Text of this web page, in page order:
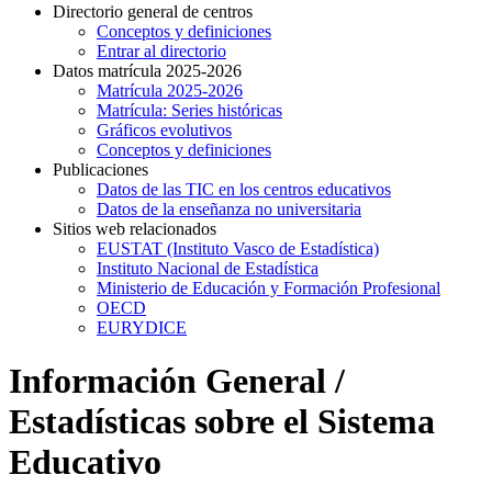
Directorio general de centros
Conceptos y definiciones
Entrar al directorio
Datos matrícula 2025-2026
Matrícula 2025-2026
Matrícula: Series históricas
Gráficos evolutivos
Conceptos y definiciones
Publicaciones
Datos de las TIC en los centros educativos
Datos de la enseñanza no universitaria
Sitios web relacionados
EUSTAT (Instituto Vasco de Estadística)
Instituto Nacional de Estadística
Ministerio de Educación y Formación Profesional
OECD
EURYDICE
Información General /
Estadísticas sobre el Sistema
Educativo